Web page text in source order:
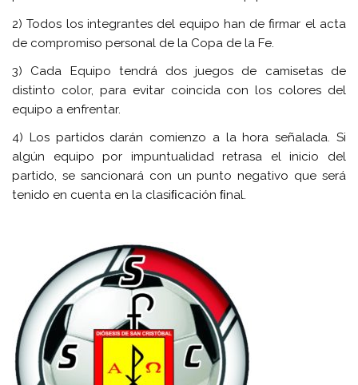
2) Todos los integrantes del equipo han de firmar el acta
de compromiso personal de la Copa de la Fe.
3) Cada Equipo tendrá dos juegos de camisetas de
distinto color, para evitar coincida con los colores del
equipo a enfrentar.
4) Los partidos darán comienzo a la hora señalada. Si
algún equipo por impuntualidad retrasa el inicio del
partido, se sancionará con un punto negativo que será
tenido en cuenta en la clasiﬁcación ﬁnal.